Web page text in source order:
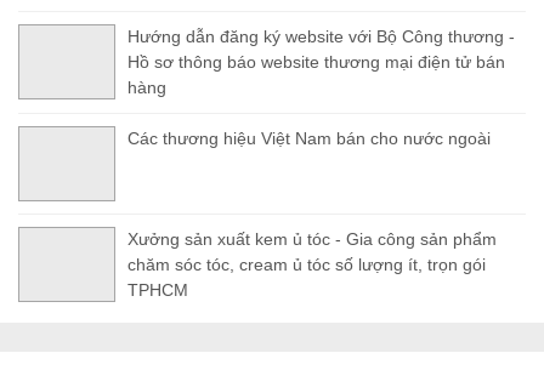
Hướng dẫn đăng ký website với Bộ Công thương -
Hồ sơ thông báo website thương mại điện tử bán
hàng
Các thương hiệu Việt Nam bán cho nước ngoài
Xưởng sản xuất kem ủ tóc - Gia công sản phẩm
chăm sóc tóc, cream ủ tóc số lượng ít, trọn gói
TPHCM